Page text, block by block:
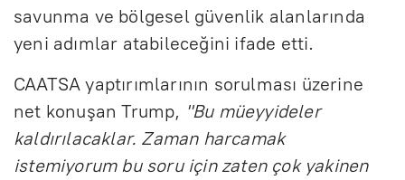
savunma ve bölgesel güvenlik alanlarında
yeni adımlar atabileceğini ifade etti.
CAATSA yaptırımlarının sorulması üzerine
net konuşan Trump, "Bu müeyyideler
kaldırılacaklar. Zaman harcamak
istemiyorum bu soru için zaten çok yakinen